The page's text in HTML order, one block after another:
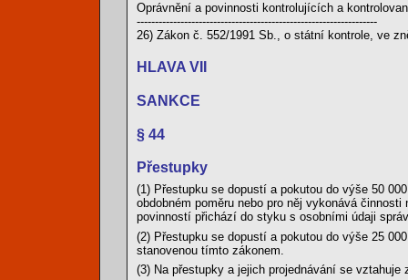
Oprávnění a povinnosti kontrolujících a
------------------------------------------------------------------
26) Zákon č. 552/1991 Sb., o státní kontrole, ve
HLAVA VII
SANKCE
§ 44
Přestupky
(1) Přestupku se dopustí a pokutou do výše 50
obdobném poměru nebo pro něj vykonává
povinností přichází do styku s osobními údaji
(2) Přestupku se dopustí a pokutou do výše 25
stanovenou tímto zákonem.
(3) Na přestupky a jejich projednávání se vztahuje